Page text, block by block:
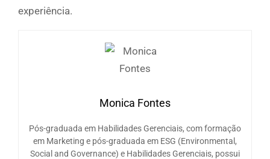
experiência.
Monica Fontes
Pós-graduada em Habilidades Gerenciais, com formação
em Marketing e pós-graduada em ESG (Environmental,
Social and Governance) e Habilidades Gerenciais, possui